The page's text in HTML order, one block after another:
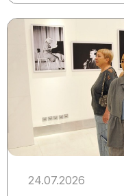
24.07.2026